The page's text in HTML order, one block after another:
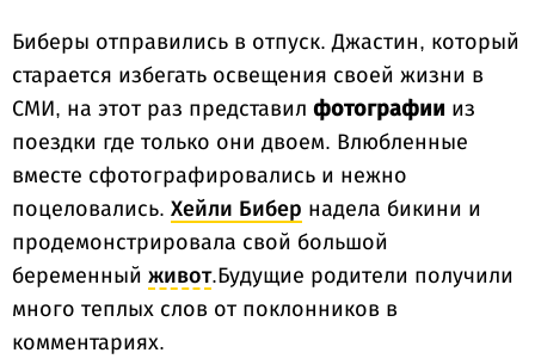
Биберы отправились в отпуск. Джастин, который
старается избегать освещения своей жизни в
СМИ, на этот раз представил фотографии из
поездки где только они двоем. Влюбленные
вместе сфотографировались и нежно
поцеловались. Хейли Бибер надела бикини и
продемонстрировала свой большой
беременный живот.Будущие родители получили
много теплых слов от поклонников в
комментариях.